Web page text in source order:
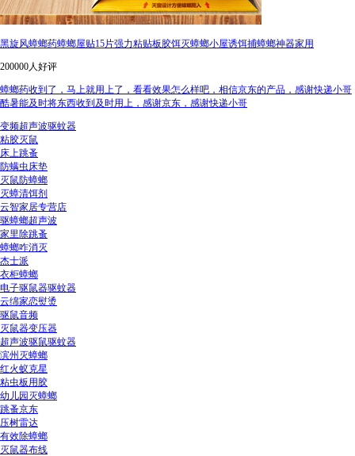
黑旋风蟑螂药蟑螂屋贴15片强力粘贴板胶饵灭蟑螂小屋诱饵捕蟑螂神器家用
200000人好评
蟑螂药收到了，马上就用上了，看看效果怎么样吧，相信京东的产品，感谢快递小哥
酷暑能及时将东西收到及时用上，感谢京东，感谢快递小哥
变频超声波驱蚊器
粘胶灭鼠
床上跳蚤
防螨虫床垫
灭鼠防蟑螂
灭蟑清饵剂
云智家居专营店
驱蟑螂超声波
家里除跳蚤
蟑螂咋消灭
杰士派
衣柜蟑螂
电子驱鼠器驱蚊器
云绵家恋熨烫
驱鼠音频
灭鼠器变压器
超声波驱鼠驱蚊器
滨州灭蟑螂
红火蚁克星
粘虫板用胶
幼儿园灭蟑螂
跳蚤京东
压树雷达
有效除蟑螂
灭鼠器布线